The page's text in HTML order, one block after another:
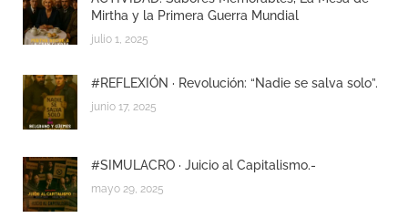
Mirtha y la Primera Guerra Mundial
julio 1, 2025
#REFLEXIÓN · Revolución: “Nadie se salva solo”.
junio 17, 2025
#SIMULACRO · Juicio al Capitalismo.-
mayo 29, 2025